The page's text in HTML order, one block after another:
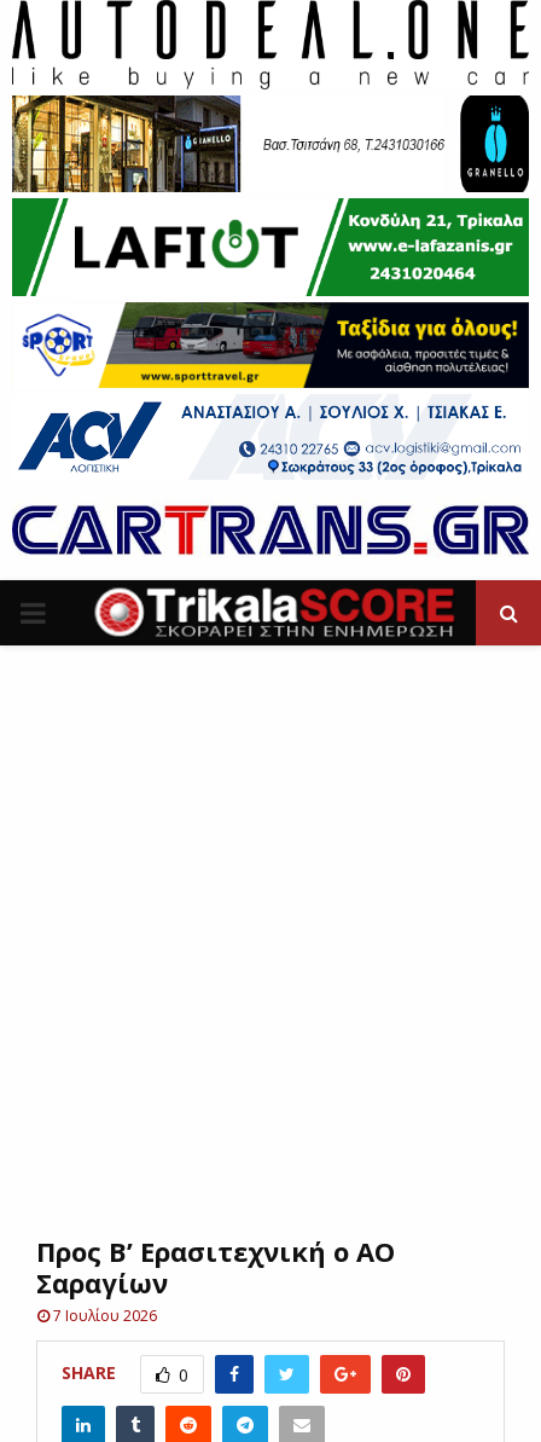
P
UΠρος Β’ Ερασιτεχνική ο ΑΟ
Σαραγίων
7 Ιουλίου 2026
SHARE 0